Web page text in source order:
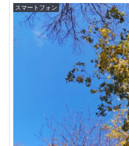
スマートフォン